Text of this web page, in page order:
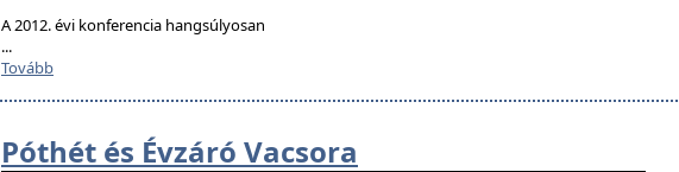
A 2012. évi konferencia hangsúlyosan
...
Tovább
Póthét és Évzáró Vacsora